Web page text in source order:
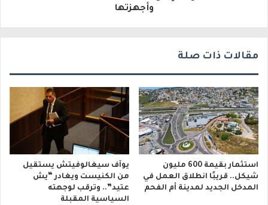
وأجهزتها
مقالات ذات صلة
استثمار بقيمة 600 مليون
شيكل.. قريبًا انطلاق العمل في
المدخل الجديد لمدينة أم الفحم
يوآف سيغالوفيتش يستقيل
من الكنيست ويغادر “يش
عتيد”.. وترقب لوجهته
السياسية المقبلة